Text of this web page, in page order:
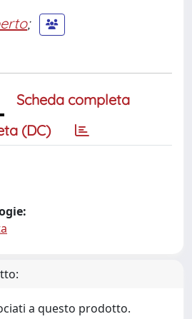
;
Scheda completa
(DC)
a questo prodotto.